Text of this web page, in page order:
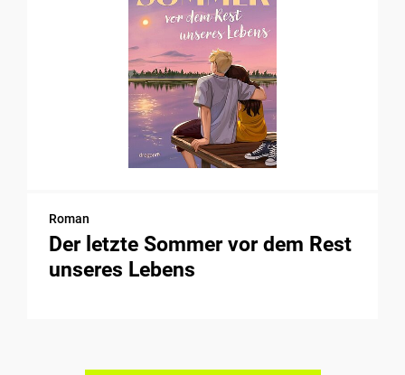
Roman
Der letzte Sommer vor dem Rest
unseres Lebens